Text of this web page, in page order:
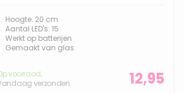
Hoogte: 20 cm
Aantal LED's: 15
Werkt op batterijen
Gemaakt van glas
voorraad,
verzonden
12,95